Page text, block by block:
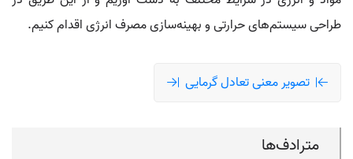
طراحی سیستم‌های حرارتی و بهینه‌سازی مصرف انرژی اقدام کنیم.
تصویر معنی تعادل گرمایی
مترادف‌ها